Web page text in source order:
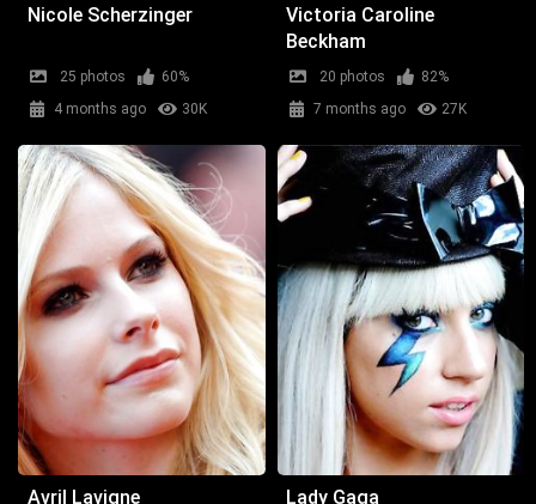
Nicole Scherzinger
25 photos
60%
4 months ago
30K
Victoria Caroline
Beckham
20 photos
82%
7 months ago
27K
Avril Lavigne Lady Gaga